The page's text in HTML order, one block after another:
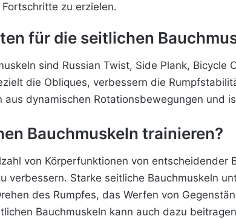
zu erzielen.
für die seitlichen
sind Russian Twist, Side Plank, Bicycle
die Obliques, verbessern die
dynamischen Rotationsbewegungen und
Bauchmuskeln trainieren?
von Körperfunktionen von entscheidender
verbessern. Starke seitliche Bauchmuskeln
des Rumpfes, das Werfen von
Bauchmuskeln kann auch dazu